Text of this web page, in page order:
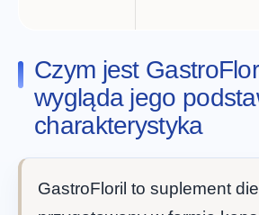
Czym jest
wygląda jego
charakterystyka
GastroFloril to suplement